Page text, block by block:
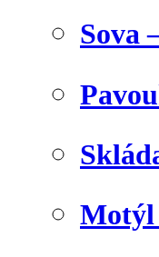
Sova
Motýl